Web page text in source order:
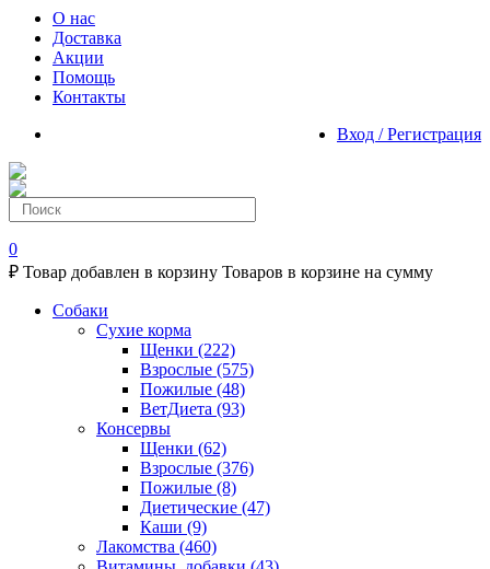
О нас
Доставка
Акции
Помощь
Контакты
Вход / Регистрация
0
₽ Товар добавлен в корзину Товаров в корзине на сумму
Собаки
Сухие корма
Щенки (222)
Взрослые (575)
Пожилые (48)
ВетДиета (93)
Консервы
Щенки (62)
Взрослые (376)
Пожилые (8)
Диетические (47)
Каши (9)
Лакомства (460)